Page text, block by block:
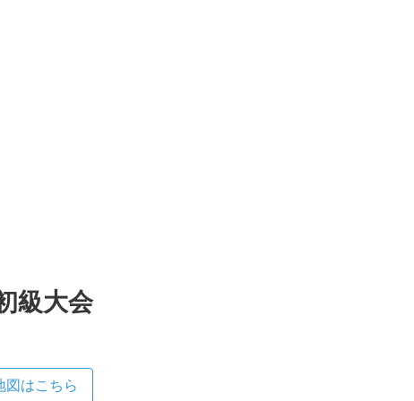
級大会
図はこちら